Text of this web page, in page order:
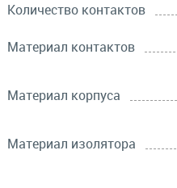
Количество контактов
Материал контактов
Материал корпуса
Материал изолятора